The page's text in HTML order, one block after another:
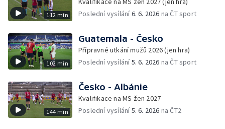
112 min
Poslední vysílání6. 6. 2026 na ČT sport
102 min
Guatemala - Česko
Přípravné utkání mužů 2026 (jen hra)
Poslední vysílání5. 6. 2026 na ČT sport
144 min
Česko - Albánie
Kvalifikace na MS žen 2027
Poslední vysílání5. 6. 2026 na ČT2